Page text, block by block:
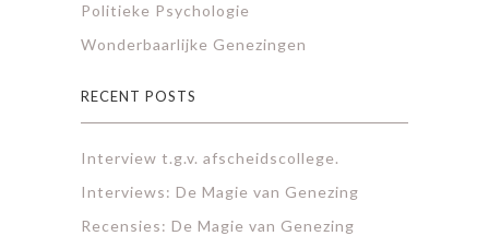
Politieke Psychologie
Wonderbaarlijke Genezingen
RECENT POSTS
Interview t.g.v. afscheidscollege.
Interviews: De Magie van Genezing
Recensies: De Magie van Genezing